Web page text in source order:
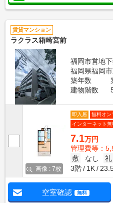
賃貸マンション
ラクラス箱崎宮前
福岡市営地
福岡県福岡
築年数
建物階数
画像 : 7枚
即入居
無料オン
インターネット無
7.1万円
管理費等：
敷
なし 礼
3階
1K
空室確認 無料